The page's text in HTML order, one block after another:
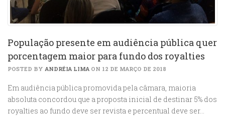
População presente em audiência pública quer
porcentagem maior para fundo dos royalties
POSTED BY ANDRÉIA LIMA ON 12 DE MARÇO DE 2018
Em audiência pública promovida pela câmara, maioria
absoluta concordou que a proposta inicial de destinar 5% dos
royalties ao fundo deve ser revista e percentual deve ser…